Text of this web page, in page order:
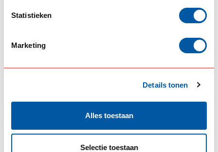
Statistieken
Marketing
Details tonen
Alles toestaan
Selectie toestaan
LED positielicht +
Verstraler
Hella Jumbo 220 Full
Product bekijken